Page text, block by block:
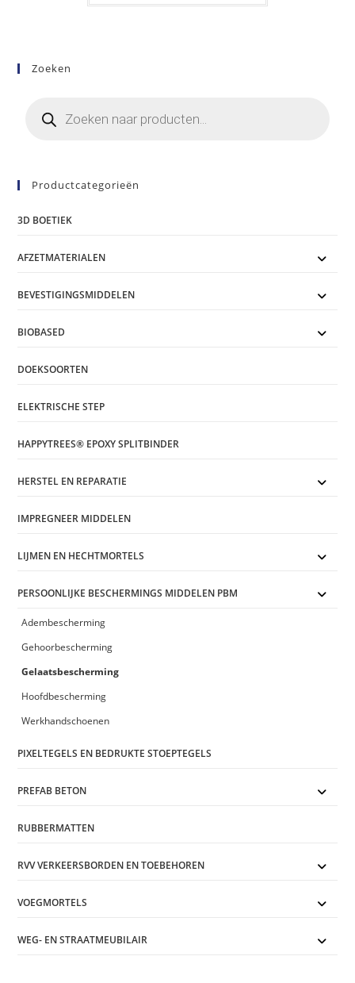
Zoeken
zoeken
Productcategorieën
3D BOETIEK
AFZETMATERIALEN
BEVESTIGINGSMIDDELEN
BIOBASED
DOEKSOORTEN
ELEKTRISCHE STEP
HAPPYTREES® EPOXY SPLITBINDER
HERSTEL EN REPARATIE
IMPREGNEER MIDDELEN
LIJMEN EN HECHTMORTELS
PERSOONLIJKE BESCHERMINGS MIDDELEN PBM
Adembescherming
Gehoorbescherming
Gelaatsbescherming
Hoofdbescherming
Werkhandschoenen
PIXELTEGELS EN BEDRUKTE STOEPTEGELS
PREFAB BETON
RUBBERMATTEN
RVV VERKEERSBORDEN EN TOEBEHOREN
VOEGMORTELS
WEG- EN STRAATMEUBILAIR